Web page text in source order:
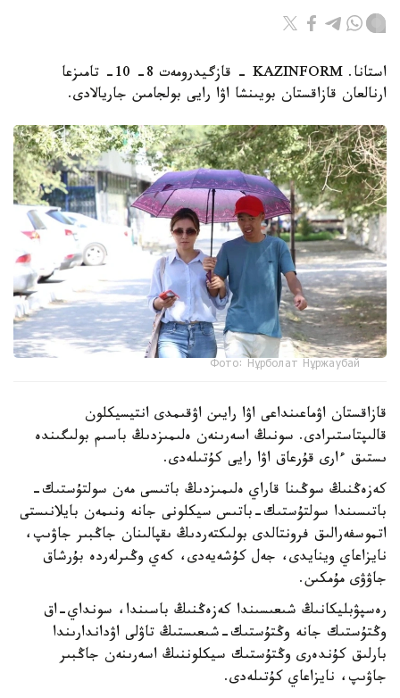
استانا. KAZINFORM - قازگيدرومەت 8- 10- تامىزعا
ارنالعان قازاقستان بويىنشا اۋا رايى بولجامىن جاريالادى.
Фото: Нұрболат Нұржаубай
قازاقستان اۋماعىنداعى اۋا رايىن اۋقىمدى انتيسيكلون
قالىپتاستىرادى. سونىڭ اسەرىنەن ەلىمىزدىڭ باسىم بولىگىندە
ىستىق ءارى قۇرعاق اۋا رايى كۇتىلەدى.
كەزەڭنىڭ سوڭىنا قاراي ەلىمىزدىڭ باتىسى مەن سولتۇستىك-
باتىسىندا سولتۇستىك-باتىس سيكلونى جانە ونىمەن بايلانىستى
اتموسفەرالىق فرونتالدى بولىكتەردىڭ ىقپالىنان جاڭبىر جاۋىپ،
نايزاعاي وينايدى، جەل كۇشەيەدى، كەي وڭىرلەردە بۇرشاق
جاۋۋى مۇمكىن.
رەسپۋبليكانىڭ شىعىسىندا كەزەڭنىڭ باسىندا، سونداي-اق
وڭتۇستىك جانە وڭتۇستىك-شىعىستىڭ تاۋلى اۋداندارىندا
بارلىق كۇندەرى وڭتۇستىك سيكلوننىڭ اسەرىنەن جاڭبىر
جاۋىپ، نايزاعاي كۇتىلەدى.